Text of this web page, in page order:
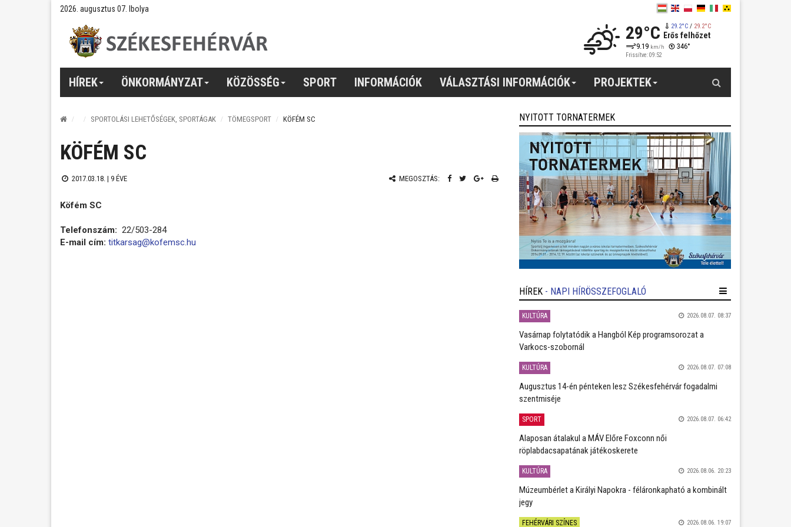
2026. augusztus 07. Ibolya
29°C 29.2°C/ 29.2°C
Erős felhőzet
9.19 km/h 346°
Frissítve: 09:52
HÍREK ÖNKORMÁNYZAT KÖZÖSSÉG SPORT INFORMÁCIÓK VÁLASZTÁSI INFORMÁCIÓK PROJEKTEK
SPORTOLÁSI LEHETŐSÉGEK, SPORTÁGAK TÖMEGSPORT KÖFÉM SC
KÖFÉM SC
2017.03.18. | 9 ÉVE MEGOSZTÁS:
Köfém SC
Telefonszám: 22/503-284
E-mail cím: titkarsag@kofemsc.hu
NYITOTT TORNATERMEK
HÍREK - NAPI HÍRÖSSZEFOGLALÓ
KULTÚRA 2026.08.07. 08:37
Vasárnap folytatódik a Hangból Kép programsorozat a
Varkocs-szobornál
KULTÚRA 2026.08.07. 07:08
Augusztus 14-én pénteken lesz Székesfehérvár fogadalmi
szentmiséje
SPORT 2026.08.07. 06:42
Alaposan átalakul a MÁV Előre Foxconn női
röplabdacsapatának játékoskerete
KULTÚRA 2026.08.06. 20:23
Múzeumbérlet a Királyi Napokra - féláronkapható a kombinált
jegy
FEHÉRVÁRI SZÍNES 2026.08.06. 19:07